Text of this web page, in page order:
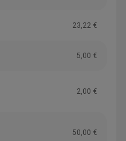
23,22 €
5,00 €
2,00 €
50,00 €